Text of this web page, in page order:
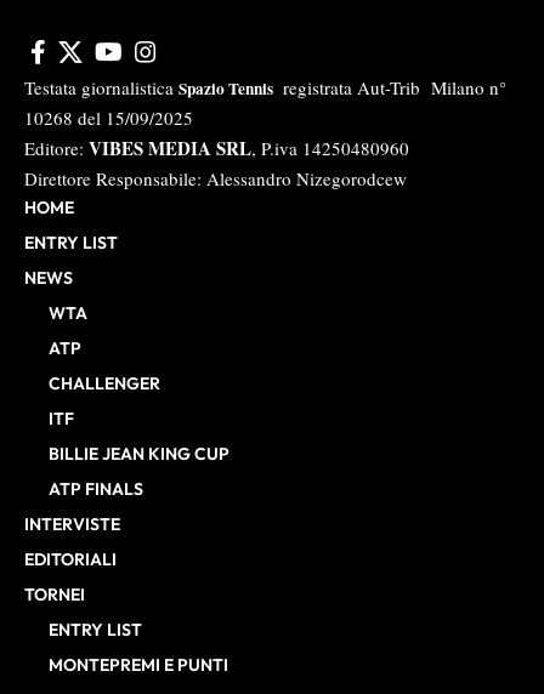
Testata giornalistica Spazio Tennis registrata Aut-Trib Milano n°
10268 del 15/09/2025
Editore: VIBES MEDIA SRL, P.iva 14250480960
Direttore Responsabile: Alessandro Nizegorodcew
HOME
ENTRY LIST
NEWS
WTA
ATP
CHALLENGER
ITF
BILLIE JEAN KING CUP
ATP FINALS
INTERVISTE
EDITORIALI
TORNEI
ENTRY LIST
MONTEPREMI E PUNTI